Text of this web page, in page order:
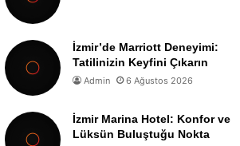
İzmir’de Marriott Deneyimi:
Tatilinizin Keyfini Çıkarın
Admin 6 Ağustos 2026
İzmir Marina Hotel: Konfor ve
Lüksün Buluştuğu Nokta